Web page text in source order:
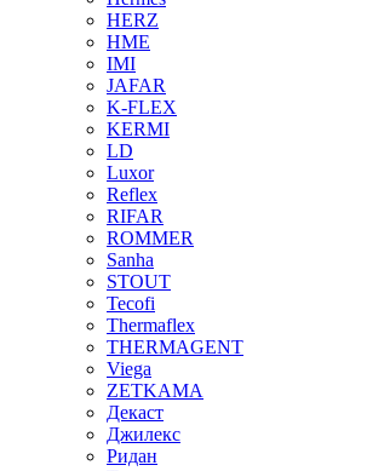
HERZ
HME
IMI
JAFAR
K-FLEX
KERMI
LD
Luxor
Reflex
RIFAR
ROMMER
Sanha
STOUT
Tecofi
Thermaflex
THERMAGENT
Viega
ZETKAMA
Декаст
Джилекс
Ридан